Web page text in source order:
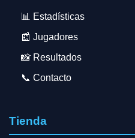
📊 Estadísticas
📰 Jugadores
📸 Resultados
📞 Contacto
Tienda